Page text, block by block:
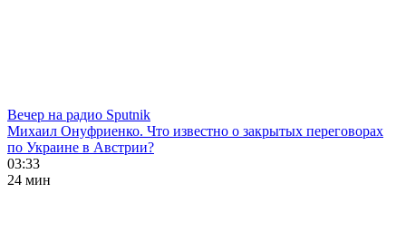
Вечер на радио Sputnik
Михаил Онуфриенко. Что известно о закрытых переговорах
по Украине в Австрии?
03:33
24 мин